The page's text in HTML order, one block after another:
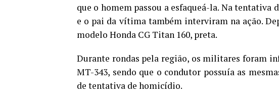
que o homem passou a esfaqueá-la. Na tentativa
e o pai da vítima também interviram na ação.
modelo Honda CG Titan 160, preta.
Durante rondas pela região, os militares foram
MT-343, sendo que o condutor possuía as
de tentativa de homicídio.